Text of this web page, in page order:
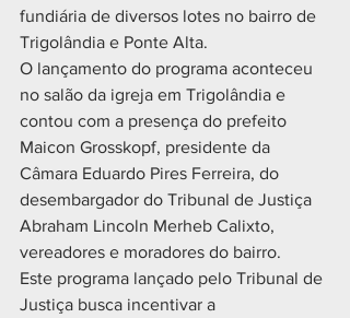
fundiária de diversos lotes no bairro de
Trigolândia e Ponte Alta.
O lançamento do programa aconteceu
no salão da igreja em Trigolândia e
contou com a presença do prefeito
Maicon Grosskopf, presidente da
Câmara Eduardo Pires Ferreira, do
desembargador do Tribunal de Justiça
Abraham Lincoln Merheb Calixto,
vereadores e moradores do bairro.
Este programa lançado pelo Tribunal de
Justiça busca incentivar a